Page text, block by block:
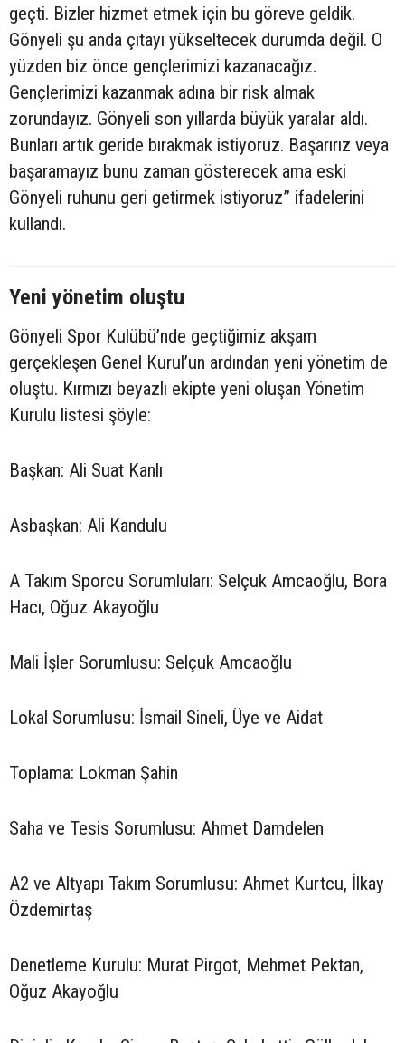
geçti. Bizler hizmet etmek için bu göreve geldik.
Gönyeli şu anda çıtayı yükseltecek durumda değil. O
yüzden biz önce gençlerimizi kazanacağız.
Gençlerimizi kazanmak adına bir risk almak
zorundayız. Gönyeli son yıllarda büyük yaralar aldı.
Bunları artık geride bırakmak istiyoruz. Başarırız veya
başaramayız bunu zaman gösterecek ama eski
Gönyeli ruhunu geri getirmek istiyoruz” ifadelerini
kullandı.
Yeni yönetim oluştu
Gönyeli Spor Kulübü’nde geçtiğimiz akşam
gerçekleşen Genel Kurul’un ardından yeni yönetim de
oluştu. Kırmızı beyazlı ekipte yeni oluşan Yönetim
Kurulu listesi şöyle:
Başkan: Ali Suat Kanlı
Asbaşkan: Ali Kandulu
A Takım Sporcu Sorumluları: Selçuk Amcaoğlu, Bora
Hacı, Oğuz Akayoğlu
Mali İşler Sorumlusu: Selçuk Amcaoğlu
Lokal Sorumlusu: İsmail Sineli, Üye ve Aidat
Toplama: Lokman Şahin
Saha ve Tesis Sorumlusu: Ahmet Damdelen
A2 ve Altyapı Takım Sorumlusu: Ahmet Kurtcu, İlkay
Özdemirtaş
Denetleme Kurulu: Murat Pirgot, Mehmet Pektan,
Oğuz Akayoğlu